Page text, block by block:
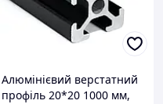
Алюмінієвий верстатний
профіль 20*20 1000 мм,